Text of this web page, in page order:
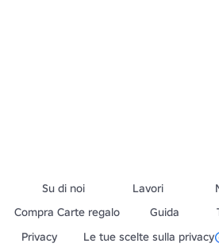
Su di noi Lavori
Compra Carte regalo
Guida
Privacy
Le tue scelte sulla privacy